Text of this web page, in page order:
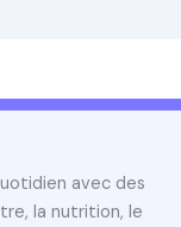
avec des
la nutrition, le